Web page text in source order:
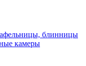
блинницы
камеры